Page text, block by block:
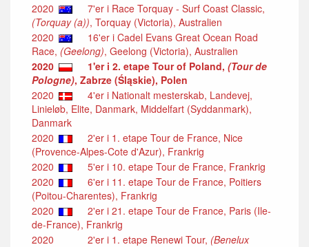
2020
7'er i Race Torquay - Surf Coast Classic,
(Torquay (a)), Torquay (Victoria), Australien
2020
16'er i Cadel Evans Great Ocean Road
Race, (Geelong), Geelong (Victoria), Australien
2020
1'er i 2. etape Tour of Poland, (Tour de
Pologne), Zabrze (Śląskie), Polen
2020
4'er i Nationalt mesterskab, Landevej,
Linieløb, Elite, Danmark, Middelfart (Syddanmark),
Danmark
2020
2'er i 1. etape Tour de France, Nice
(Provence-Alpes-Cote d'Azur), Frankrig
2020
5'er i 10. etape Tour de France, Frankrig
2020
6'er i 11. etape Tour de France, Poitiers
(Poitou-Charentes), Frankrig
2020
2'er i 21. etape Tour de France, Paris (Ile-
de-France), Frankrig
2020
2'er i 1. etape Renewi Tour, (Benelux